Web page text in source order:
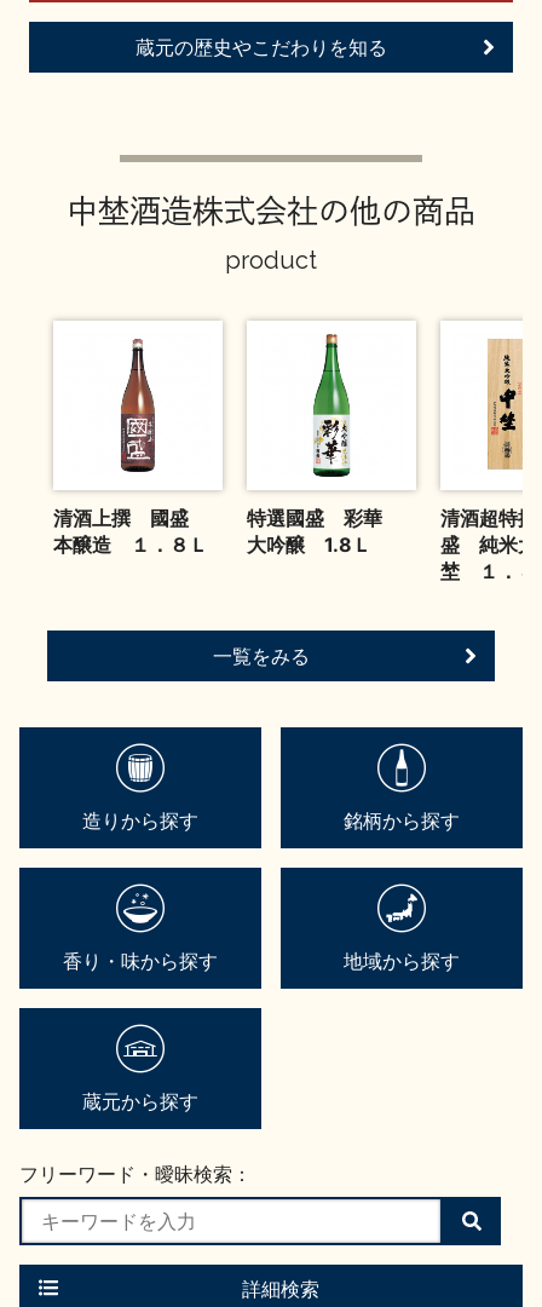
地酒蔵元会WEB展示会 地酒蔵元会利酒会
美味しい地酒の選び方
地酒蔵元会とは
お問い合わせ
蔵元の歴史やこだわりを知る
中埜酒造株式会社の他の商品
product
清酒上撰 國盛
本醸造 １．８Ｌ
特選國盛 彩華
大吟醸 1.8Ｌ
清酒超特
盛 純米大
埜 １．８
一覧をみる
造りから探す 銘柄から探す
香り・味から探す 地域から探す
蔵元から探す
フリーワード・曖昧検索：
検
索
す
詳細検索